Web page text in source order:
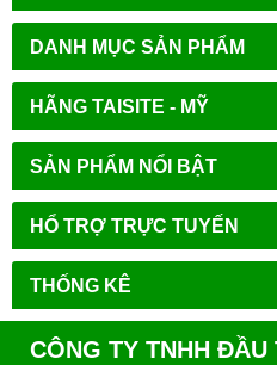
DANH MỤC SẢN PHẨM
HÃNG TAISITE - MỸ
SẢN PHẨM NỔI BẬT
HỔ TRỢ TRỰC TUYẾN
THỐNG KÊ
CÔNG TY TNHH ĐẦU